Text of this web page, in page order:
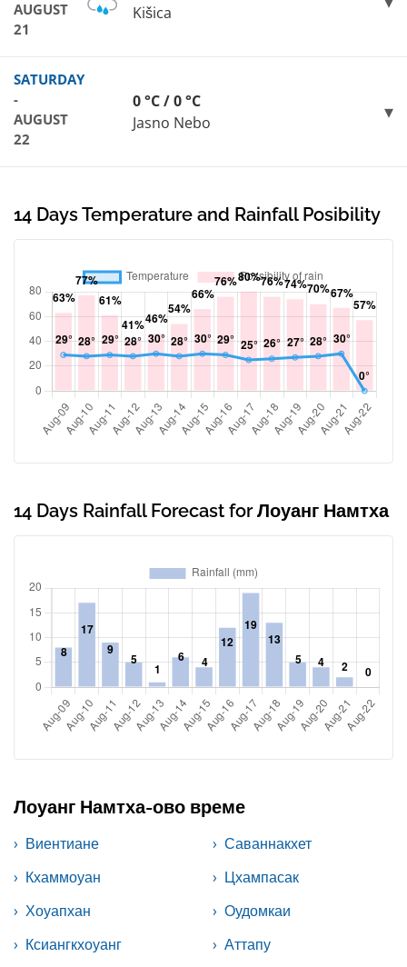
AUGUST
21
Kišica
SATURDAY
-
AUGUST
22
0 °C / 0 °C
Jasno Nebo
14 Days Temperature and Rainfall Posibility
14 Days Rainfall Forecast for Лоуанг Намтха
Лоуанг Намтха-ово време
Виентиане
Саваннакхет
Кхаммоуан
Цхампасак
Хоуапхан
Оудомкаи
Ксиангкхоуанг
Аттапу